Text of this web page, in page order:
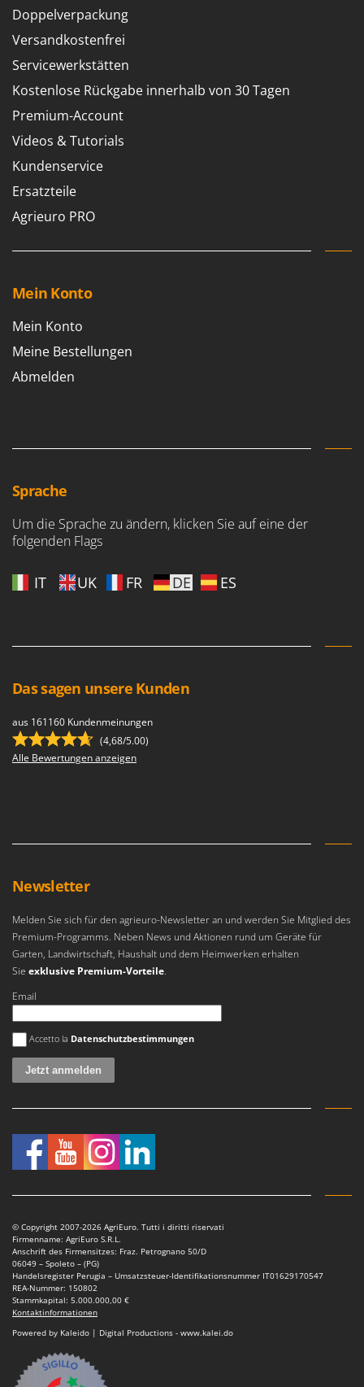
Doppelverpackung
Versandkostenfrei
Servicewerkstätten
Kostenlose Rückgabe innerhalb von 30 Tagen
Premium-Account
Videos & Tutorials
Kundenservice
Ersatzteile
Agrieuro PRO
Mein Konto
Mein Konto
Meine Bestellungen
Abmelden
Sprache
Um die Sprache zu ändern, klicken Sie auf eine der
folgenden Flags
IT UK FR DE ES
Das sagen unsere Kunden
aus 161160 Kundenmeinungen
(4,68/5.00)
Alle Bewertungen anzeigen
Newsletter
Melden Sie sich für den agrieuro-Newsletter an und werden Sie Mitglied des
Premium-Programms. Neben News und Aktionen rund um Geräte für
Garten, Landwirtschaft, Haushalt und dem Heimwerken erhalten
Sie exklusive Premium-Vorteile.
Email
Es ist ein Fehler aufgetreten
Accetto la Datenschutzbestimmungen
© Copyright 2007-2026 AgriEuro. Tutti i diritti riservati
Firmenname: AgriEuro S.R.L.
Anschrift des Firmensitzes: Fraz. Petrognano 50/D
06049 – Spoleto – (PG)
Handelsregister Perugia – Umsatzsteuer-Identifikationsnummer IT01629170547
REA-Nummer: 150802
Stammkapital: 5.000.000,00 €
Kontaktinformationen
Powered by Kaleido | Digital Productions - www.kalei.do